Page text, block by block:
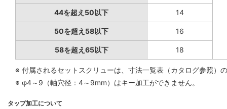
44を超え50以下 14
50を超え58以下 16
58を超え65以下 18
※ 付属されるセットスクリューは、寸法一覧表（カタログ参照）
※ φ4～9（軸穴径：4～9mm）はキー加工ができません。
タップ加工について